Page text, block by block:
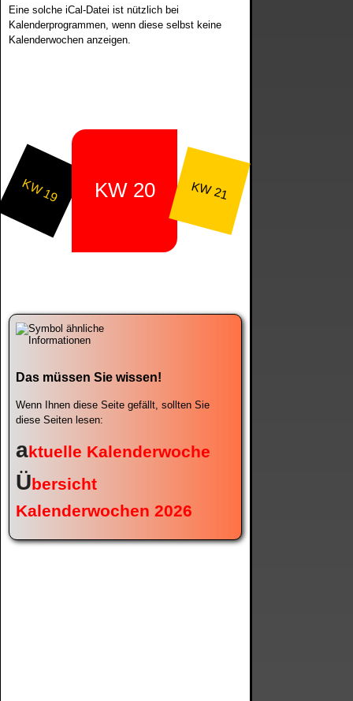
Eine solche iCal-Datei ist nützlich bei
Kalenderprogrammen, wenn diese selbst keine
Kalenderwochen anzeigen.
KW 19 KW 20 KW 21
Das müssen Sie wissen!
Wenn Ihnen diese Seite gefällt, sollten Sie
diese Seiten lesen:
aktuelle Kalenderwoche
Übersicht
Kalenderwochen 2026